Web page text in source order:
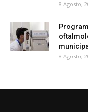
8 Agosto,
8 Agosto,